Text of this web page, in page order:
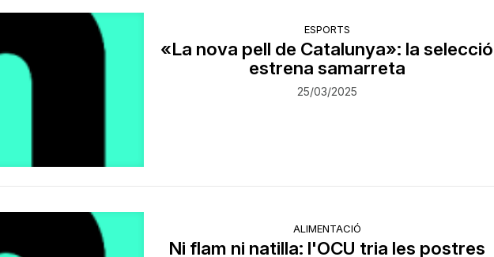
ESPORTS
«La nova pell de Catalunya»: la selecció
estrena samarreta
25/03/2025
ALIMENTACIÓ
Ni flam ni natilla: l'OCU tria les postres